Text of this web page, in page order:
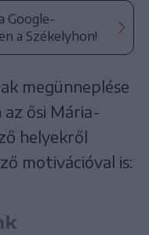
Google-
a Székelyhon!
megünneplése
ősi Mária-
helyekről
motivációval is: